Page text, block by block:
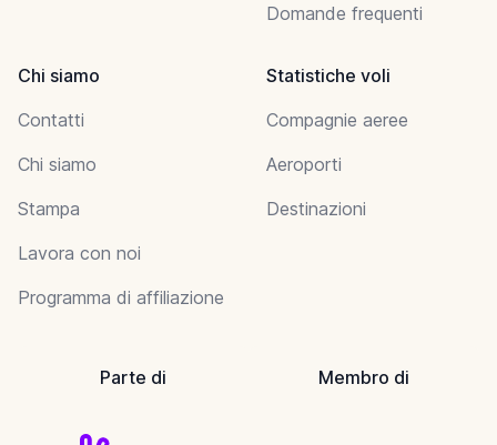
Domande frequenti
Chi siamo
Contatti
Chi siamo
Stampa
Lavora con noi
Programma di affiliazione
Statistiche voli
Compagnie aeree
Aeroporti
Destinazioni
Parte di Membro di